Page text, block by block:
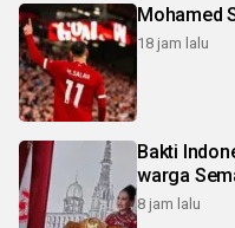
Mohamed
18 jam lalu
Bakti
warga
8 jam lalu